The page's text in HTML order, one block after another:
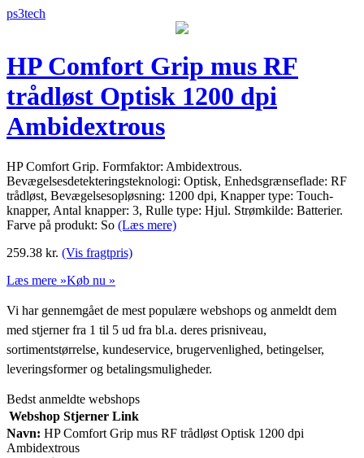
ps3tech
HP Comfort Grip mus RF
trådløst Optisk 1200 dpi
Ambidextrous
HP Comfort Grip. Formfaktor: Ambidextrous.
Bevægelsesdetekteringsteknologi: Optisk, Enhedsgrænseflade: RF
trådløst, Bevægelsesopløsning: 1200 dpi, Knapper type: Touch-
knapper, Antal knapper: 3, Rulle type: Hjul. Strømkilde: Batterier.
Farve på produkt: So (Læs mere)
259.38 kr. (Vis fragtpris)
Læs mere »Køb nu »
Vi har gennemgået de mest populære webshops og anmeldt dem
med stjerner fra 1 til 5 ud fra bl.a. deres prisniveau,
sortimentstørrelse, kundeservice, brugervenlighed, betingelser,
leveringsformer og betalingsmuligheder.
Bedst anmeldte webshops
Webshop Stjerner Link
Navn: HP Comfort Grip mus RF trådløst Optisk 1200 dpi
Ambidextrous